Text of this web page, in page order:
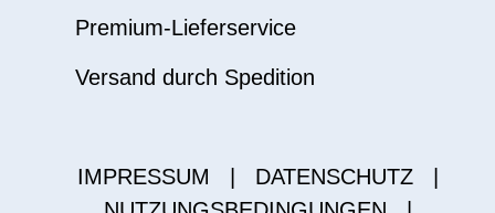
Premium-Lieferservice
Versand durch Spedition
IMPRESSUM DATENSCHUTZ